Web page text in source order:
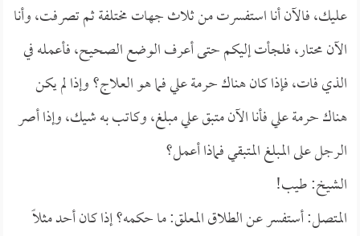
عليك، فالآن أنا استفسرت من ثلاث جهات مختلفة ثم تصرفت، وأنا
الآن محتار، فلجأت إليكم حتى أعرف الوضع الصحيح، فأعمله في
الذي فات، فإذا كان هناك حرمة علي فما هو العلاج؟ وإذا لم يكن
هناك حرمة علي فأنا الآن متبق علي مبلغ، وكاتب به شيك، وإذا أصر
الرجل على المبلغ المتبقي فماذا أعمل؟
الشيخ: طيب!
المتصل: أستفسر عن الطلاق المعلق: ما حكمه؟ إذا كان أحد مثلاً